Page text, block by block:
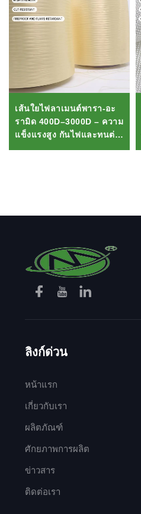
เส้นใยไฟลาเมนต์พารา-อะ
รามิด 400D–3000D – ความ
แข็งแรงสูง กันไฟและทนต่อ
ลิงก์ด่วน
หน้าแรก
เกี่ยวกับเรา
ผลิตภัณฑ์
ศักยภาพการผลิต
ข่าวสาร
ติดต่อเรา